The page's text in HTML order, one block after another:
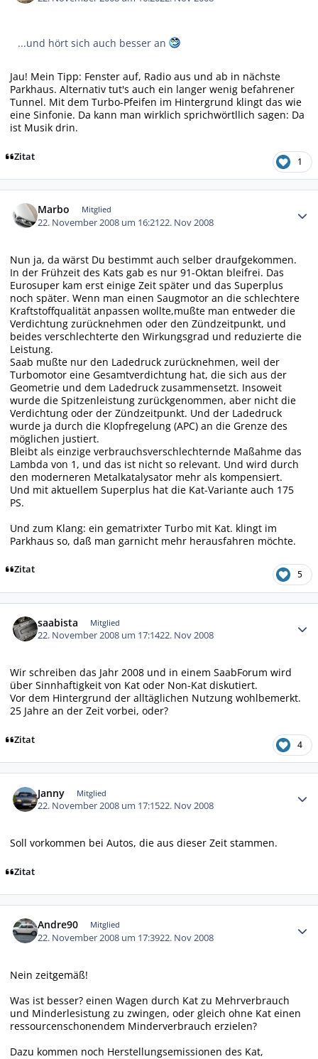
...und hört sich auch besser an
Jau! Mein Tipp: Fenster auf, Radio aus und ab in nächste
Parkhaus. Alternativ tut's auch ein langer wenig befahrener
Tunnel. Mit dem Turbo-Pfeifen im Hintergrund klingt das wie
eine Sinfonie. Da kann man wirklich sprichwörtllich sagen: Da
ist Musik drin.
Zitat 1
Marbo Mitglied
22. November 2008 um 16:2122. Nov 2008
Nun ja, da wärst Du bestimmt auch selber draufgekommen.
In der Frühzeit des Kats gab es nur 91-Oktan bleifrei. Das
Eurosuper kam erst einige Zeit später und das Superplus
noch später. Wenn man einen Saugmotor an die schlechtere
Kraftstoffqualität anpassen wollte,mußte man entweder die
Verdichtung zurücknehmen oder den Zündzeitpunkt, und
beides verschlechterte den Wirkungsgrad und reduzierte die
Leistung.
Saab mußte nur den Ladedruck zurücknehmen, weil der
Turbomotor eine Gesamtverdichtung hat, die sich aus der
Geometrie und dem Ladedruck zusammensetzt. Insoweit
wurde die Spitzenleistung zurückgenommen, aber nicht die
Verdichtung oder der Zündzeitpunkt. Und der Ladedruck
wurde ja durch die Klopfregelung (APC) an die Grenze des
möglichen justiert.
Bleibt als einzige verbrauchsverschlechternde Maßahme das
Lambda von 1, und das ist nicht so relevant. Und wird durch
den moderneren Metalkatalysator mehr als kompensiert.
Und mit aktuellem Superplus hat die Kat-Variante auch 175
PS.
Und zum Klang: ein gematrixter Turbo mit Kat. klingt im
Parkhaus so, daß man garnicht mehr herausfahren möchte.
Zitat 5
saabista Mitglied
22. November 2008 um 17:1422. Nov 2008
Wir schreiben das Jahr 2008 und in einem SaabForum wird
über Sinnhaftigkeit von Kat oder Non-Kat diskutiert.
Vor dem Hintergrund der alltäglichen Nutzung wohlbemerkt.
25 Jahre an der Zeit vorbei, oder?
Zitat 4
Janny Mitglied
22. November 2008 um 17:1522. Nov 2008
Soll vorkommen bei Autos, die aus dieser Zeit stammen.
Zitat
Andre90 Mitglied
22. November 2008 um 17:3922. Nov 2008
Nein zeitgemäß!
Was ist besser? einen Wagen durch Kat zu Mehrverbrauch
und Minderlesistung zu zwingen, oder gleich ohne Kat einen
ressourcenschonendem Minderverbrauch erzielen?
Dazu kommen noch Herstellungsemissionen des Kat,